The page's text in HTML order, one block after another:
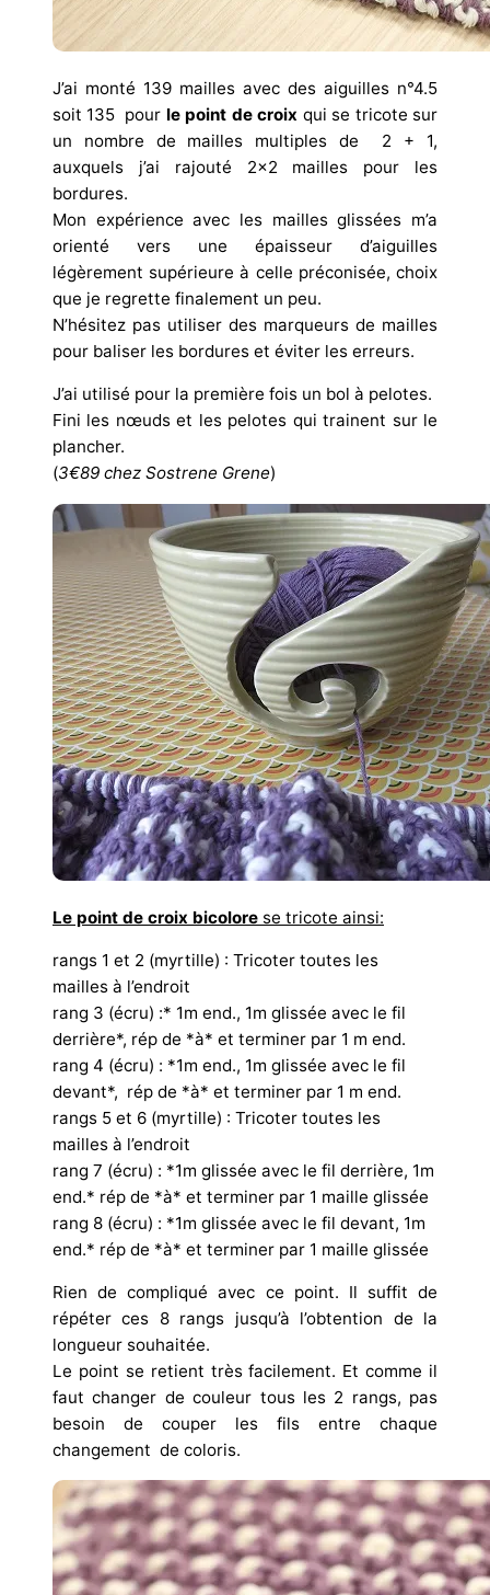
J’ai monté 139 mailles avec des aiguilles n°4.5
soit 135 pour le point de croix qui se tricote sur
un nombre de mailles multiples de 2 + 1,
auxquels j’ai rajouté 2×2 mailles pour les
bordures.
Mon expérience avec les mailles glissées m’a
orienté vers une épaisseur d’aiguilles
légèrement supérieure à celle préconisée, choix
que je regrette finalement un peu.
N’hésitez pas utiliser des marqueurs de mailles
pour baliser les bordures et éviter les erreurs.
J’ai utilisé pour la première fois un bol à pelotes.
Fini les nœuds et les pelotes qui trainent sur le
plancher.
(3€89 chez Sostrene Grene)
Le point de croix bicolore se tricote ainsi:
rangs 1 et 2 (myrtille) : Tricoter toutes les
mailles à l’endroit
rang 3 (écru) :* 1m end., 1m glissée avec le fil
derrière*, rép de *à* et terminer par 1 m end.
rang 4 (écru) : *1m end., 1m glissée avec le fil
devant*, rép de *à* et terminer par 1 m end.
rangs 5 et 6 (myrtille) : Tricoter toutes les
mailles à l’endroit
rang 7 (écru) : *1m glissée avec le fil derrière, 1m
end.* rép de *à* et terminer par 1 maille glissée
rang 8 (écru) : *1m glissée avec le fil devant, 1m
end.* rép de *à* et terminer par 1 maille glissée
Rien de compliqué avec ce point. Il suffit de
répéter ces 8 rangs jusqu’à l’obtention de la
longueur souhaitée.
Le point se retient très facilement. Et comme il
faut changer de couleur tous les 2 rangs, pas
besoin de couper les fils entre chaque
changement de coloris.